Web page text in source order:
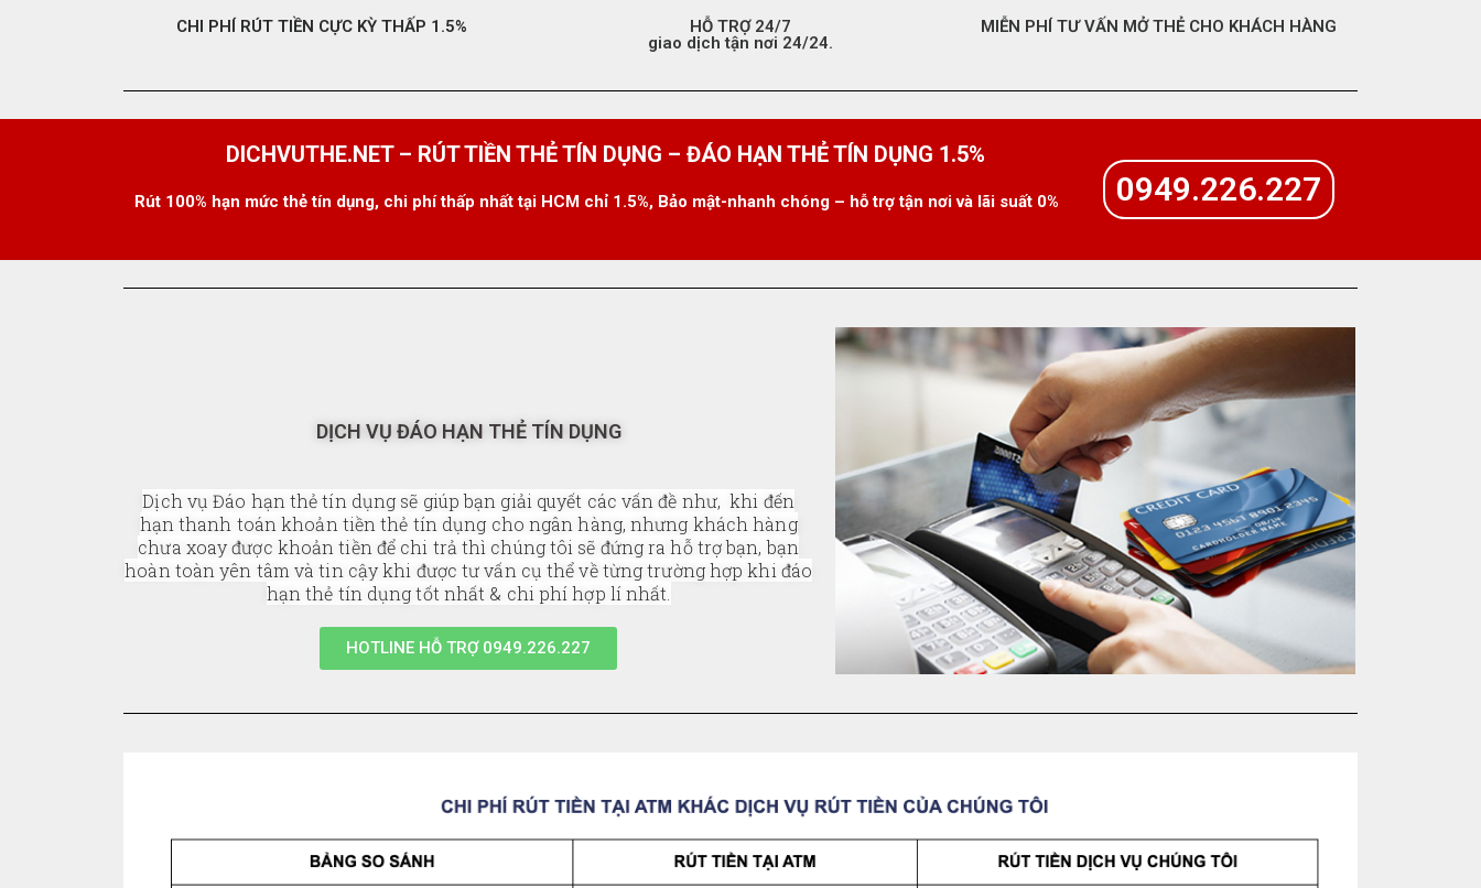
CHI PHÍ RÚT TIỀN CỰC KỲ THẤP 1.5%
HỖ TRỢ 24/7
giao dịch tận nơi 24/24.
MIỄN PHÍ TƯ VẤN MỞ THẺ CHO KHÁCH HÀNG
DICHVUTHE.NET – RÚT TIỀN THẺ TÍN DỤNG – ĐÁO HẠN THẺ TÍN DỤNG 1.5%
Rút 100% hạn mức thẻ tín dụng, chi phí thấp nhất tại HCM chỉ 1.5%, Bảo mật-nhanh chóng – hỗ trợ tận nơi và lãi suất 0% 0949.226.227
DỊCH VỤ ĐÁO HẠN THẺ TÍN DỤNG
Dịch vụ Đáo hạn thẻ tín dụng sẽ giúp bạn giải quyết các vấn đề như, khi đến
hạn thanh toán khoản tiền thẻ tín dụng cho ngân hàng, nhưng khách hàng
chưa xoay được khoản tiền để chi trả thì chúng tôi sẽ đứng ra hỗ trợ bạn, bạn
hoàn toàn yên tâm và tin cậy khi được tư vấn cụ thể về từng trường hợp khi đáo
hạn thẻ tín dụng tốt nhất & chi phí hợp lí nhất.
HOTLINE HỖ TRỢ 0949.226.227